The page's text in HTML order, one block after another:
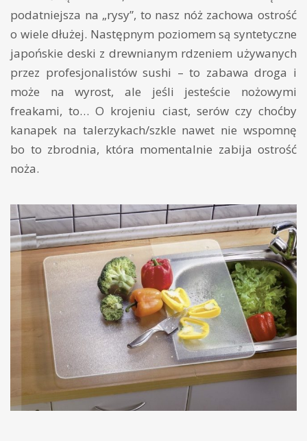
podatniejsza na „rysy”, to nasz nóż zachowa ostrość
o wiele dłużej. Następnym poziomem są syntetyczne
japońskie deski z drewnianym rdzeniem używanych
przez profesjonalistów sushi – to zabawa droga i
może na wyrost, ale jeśli jesteście nożowymi
freakami, to… O krojeniu ciast, serów czy choćby
kanapek na talerzykach/szkle nawet nie wspomnę
bo to zbrodnia, która momentalnie zabija ostrość
noża.